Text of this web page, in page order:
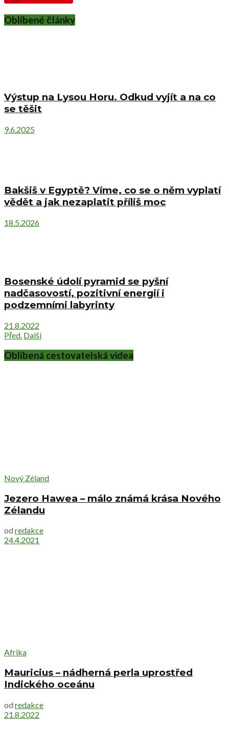
Oblíbené články
Výstup na Lysou Horu. Odkud vyjít a na co
se těšit
9.6.2025
Bakšiš v Egyptě? Víme, co se o něm vyplatí
vědět a jak nezaplatit příliš moc
18.5.2026
Bosenské údolí pyramid se pyšní
nadčasovostí, pozitivní energií i
podzemními labyrinty
21.8.2022
Před. Další
Oblíbená cestovatelská videa
Nový Zéland
Jezero Hawea – málo známá krása Nového
Zélandu
od redakce
24.4.2021
Afrika
Mauricius – nádherná perla uprostřed
Indického oceánu
od redakce
21.8.2022